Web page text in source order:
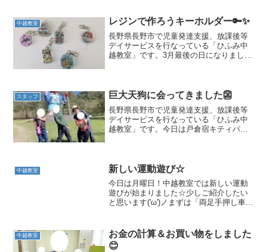
中越教室 レジンで作ろうキーホルダー🔑✨️
長野県長野市で児童発達支援、放課後等
デイサービスを行なっている「ひふみ中
越教室」です。3月最後の日になりました
決めて、切って貼り付け...
スタッフ 巨大天狗に会ってきました👺
長野県長野市で児童発達支援、放課後等
デイサービスを行なっている「ひふみ中
越教室」です。今日は戸倉宿キティパー
長いローラーコースター...
中越教室 新しい運動遊び☆
今日は月曜日！中越教室では新しい運動
遊びが始まりました☆少しご紹介したい
と思います('ω')ノまずは「両足手押し車」
次は「両足ジャンプ越え」です！ジャン
プが大好きなみ...
中越教室
お金の計算＆お買い物をしました
😊